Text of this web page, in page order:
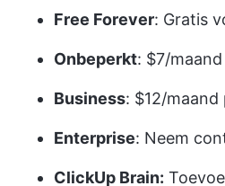
Free Forever: Gratis
Onbeperkt: $7/
Business: $12/
Enterprise: Neem
ClickUp Brain: